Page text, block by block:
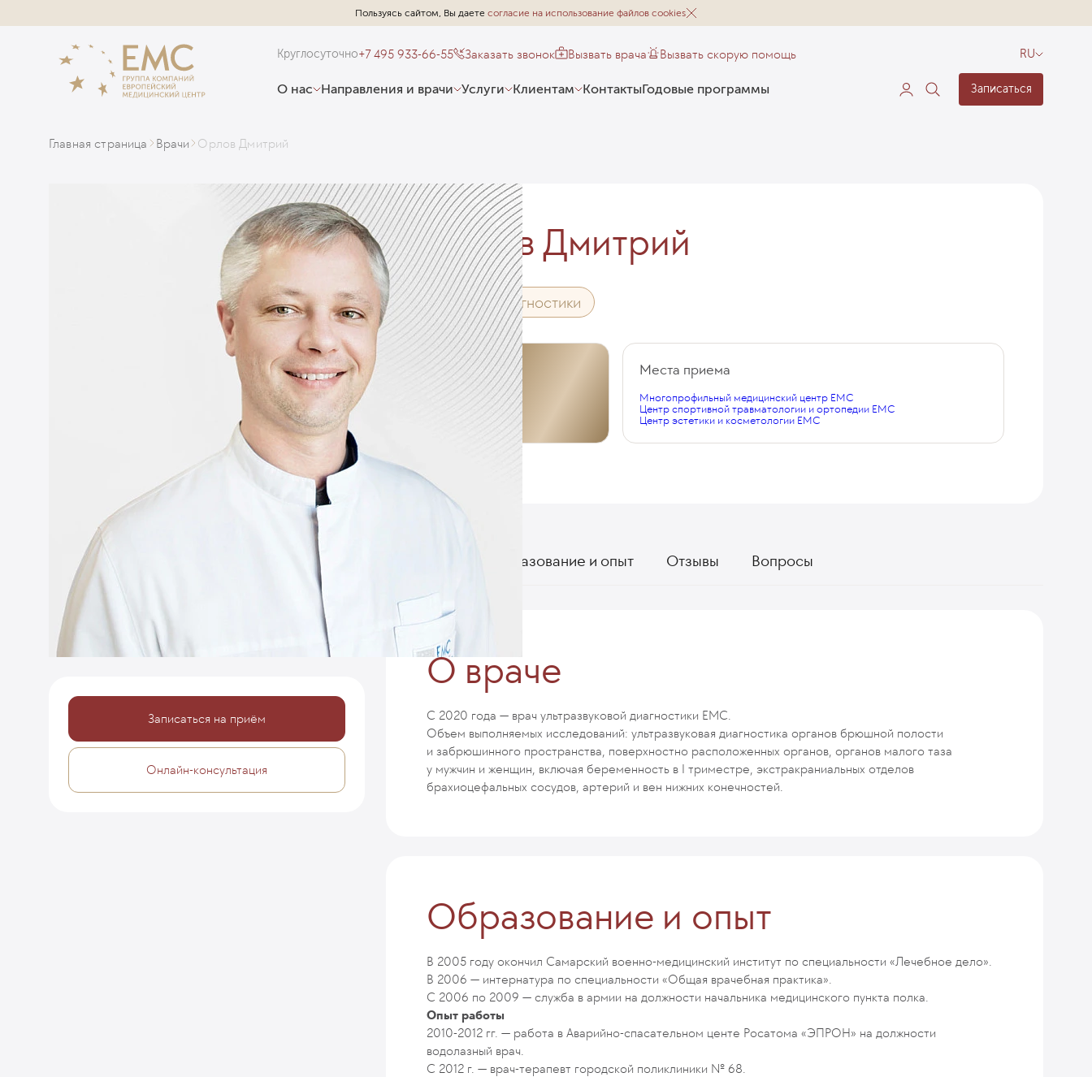
Пользуясь сайтом, Вы даете согласие на использование файлов cookies
Круглосуточно+7 495 933-66-55 Заказать звонок Вызвать врача Вызвать скорую помощь RU
О нас Направления и врачи Услуги Клиентам КонтактыГодовые программы Записаться
Главная страница Врачи Орлов Дмитрий
Записаться на приём
Онлайн-консультация
Орлов Дмитрий
Врач УЗ-диагностики
Общий стаж
16 лет
Места приема
Многопрофильный медицинский центр EMC
Центр спортивной травматологии и ортопедии EMC
Центр эстетики и косметологии EMC
Образование и опыт Отзывы Вопросы
О враче
С 2020 года — врач ультразвуковой диагностики EMC.
Объем выполняемых исследований: ультразвуковая диагностика органов брюшной полости
и забрюшинного пространства, поверхностно расположенных органов, органов малого таза
у мужчин и женщин, включая беременность в I триместре, экстракраниальных отделов
брахиоцефальных сосудов, артерий и вен нижних конечностей.
Образование и опыт
В 2005 году окончил Самарский военно-медицинский институт по специальности «Лечебное дело».
В 2006 — интернатура по специальности «Общая врачебная практика».
С 2006 по 2009 — служба в армии на должности начальника медицинского пункта полка.
Опыт работы
2010-2012 гг. — работа в Аварийно-спасательном центе Росатома «ЭПРОН» на должности
водолазный врач.
С 2012 г. — врач-терапевт городской поликлиники № 68.